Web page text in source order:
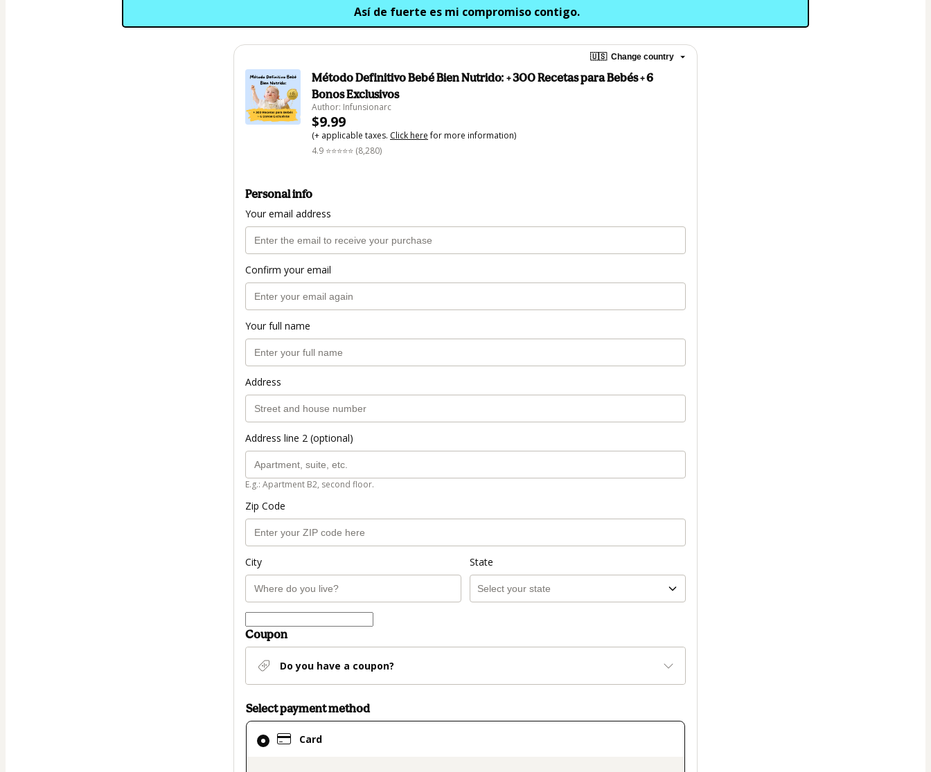
Así de fuerte es mi compromiso contigo.
🇺🇸 Change country
Método Definitivo Bebé Bien Nutrido: + 300 Recetas para Bebés + 6
Bonos Exclusivos
Author: Infunsionarc
$9.99
(+ applicable taxes. Click herefor more information)
4.9 ⭐⭐⭐⭐⭐ (8,280)
Personal info
Your email address
Confirm your email
Your full name
Address
Address line 2 (optional)
E.g.: Apartment B2, second floor.
Zip Code
City State
Coupon
Do you have a coupon?
Select payment method
Card
Card
selected